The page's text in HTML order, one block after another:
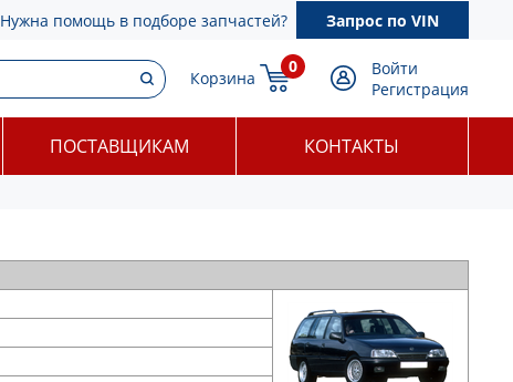
Нужна помощь в подборе запчастей? Запрос по VIN
Корзина
0
Войти
Регистрация
ПОСТАВЩИКАМ КОНТАКТЫ